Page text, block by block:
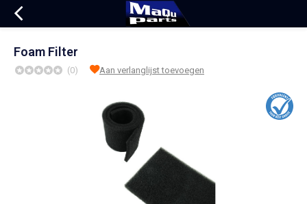
Foam Filter
(0) Aan verlanglijst toevoegen